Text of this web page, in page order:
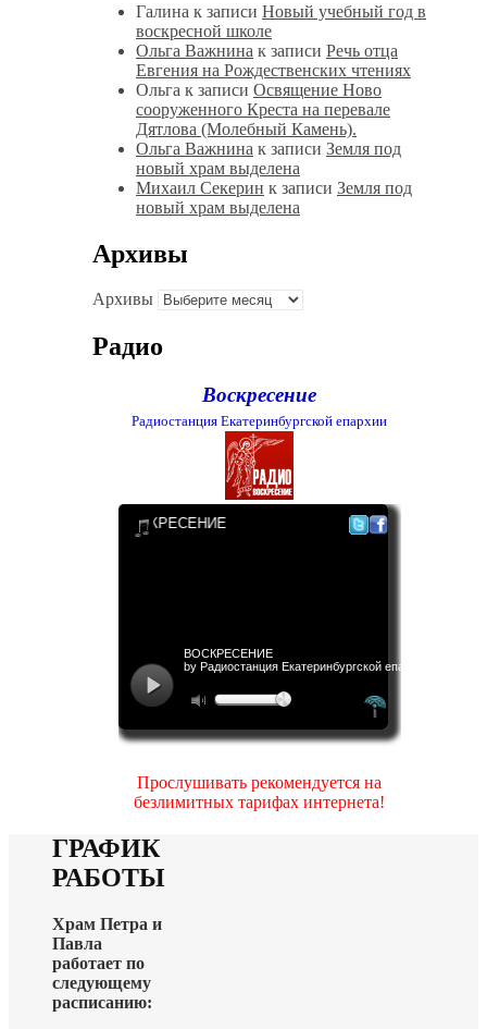
Галина к записи Новый учебный год в
воскресной школе
Ольга Важнина к записи Речь отца
Евгения на Рождественских чтениях
Ольга к записи Освящение Ново
сооруженного Креста на перевале
Дятлова (Молебный Камень).
Ольга Важнина к записи Земля под
новый храм выделена
Михаил Секерин к записи Земля под
новый храм выделена
Архивы
Архивы
Радио
Воскресение
Радиостанция Екатеринбургской епархии
Прослушивать рекомендуется на
безлимитных тарифах интернета!
ГРАФИК
РАБОТЫ
Храм Петра и
Павла
работает по
следующему
расписанию: